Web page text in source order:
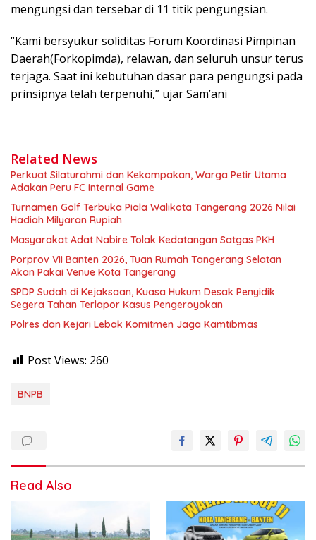
mengungsi dan tersebar di 11 titik pengungsian.
“Kami bersyukur soliditas Forum Koordinasi Pimpinan
Daerah(Forkopimda), relawan, dan seluruh unsur terus
terjaga. Saat ini kebutuhan dasar para pengungsi pada
prinsipnya telah terpenuhi,” ujar Sam’ani
Related News
Perkuat Silaturahmi dan Kekompakan, Warga Petir Utama
Adakan Peru FC Internal Game
Turnamen Golf Terbuka Piala Walikota Tangerang 2026 Nilai
Hadiah Milyaran Rupiah
Masyarakat Adat Nabire Tolak Kedatangan Satgas PKH
Porprov VII Banten 2026, Tuan Rumah Tangerang Selatan
Akan Pakai Venue Kota Tangerang
SPDP Sudah di Kejaksaan, Kuasa Hukum Desak Penyidik
Segera Tahan Terlapor Kasus Pengeroyokan
Polres dan Kejari Lebak Komitmen Jaga Kamtibmas
Post Views: 260
BNPB
Read Also